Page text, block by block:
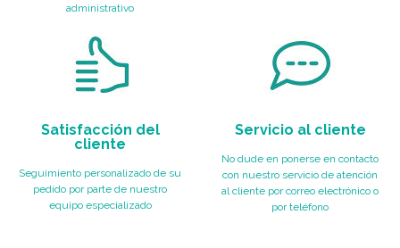
administrativo
Satisfacción del
cliente
Seguimiento personalizado de su
pedido por parte de nuestro
equipo especializado
Servicio al cliente
No dude en ponerse en contacto
con nuestro servicio de atención
al cliente por correo electrónico o
por teléfono